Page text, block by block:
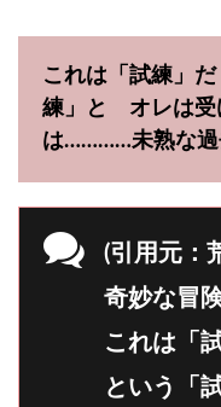
これは「試練」
練」と オレは
は…………未熟な過
(引用元：
奇妙な冒
これは「
という「